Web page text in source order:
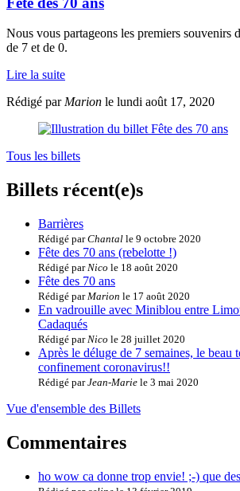
Nous vous partageons les premiers souvenirs
de 7 et de 0.
Lire la suite
Rédigé par Marion le lundi août 17, 2020
Tous les billets
Billets récent(e)s
Barrières
Rédigé parChantal le 9 octobre 2020
Fête des 70 ans (rebelotte !)
Rédigé parNico le 18 août 2020
Fête des 70 ans
Rédigé parMarion le 17 août 2020
En vadrouille avec Miniblou entre
Cadaqués
Rédigé parNico le 28 juillet 2020
Après le déluge de 7 semaines, le beau
confinement coronavirus!!
Rédigé parJean-Marie le 3 mai 2020
Vue d'ensemble des Billets
Commentaires
ho wow ca donne trop envie! ;-) que